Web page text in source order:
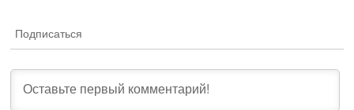
Подписаться